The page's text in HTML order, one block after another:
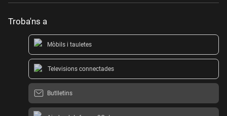
Troba'ns a
Mòbils i tauletes
Televisions connectades
Butlletins